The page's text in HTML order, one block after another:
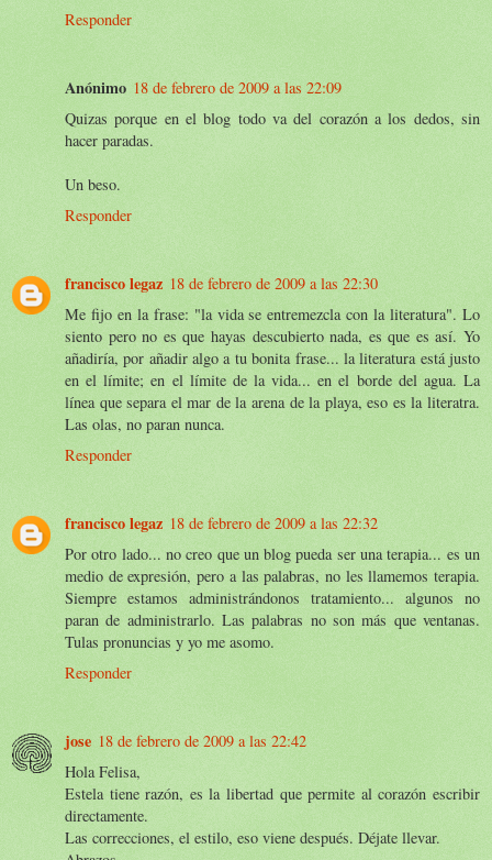
Responder
Anónimo 18 de febrero de 2009 a las 22:09
Quizas porque en el blog todo va del corazón a los dedos, sin
hacer paradas.
Un beso.
Responder
francisco legaz 18 de febrero de 2009 a las 22:30
Me fijo en la frase: "la vida se entremezcla con la literatura". Lo
siento pero no es que hayas descubierto nada, es que es así. Yo
añadiría, por añadir algo a tu bonita frase... la literatura está justo
en el límite; en el límite de la vida... en el borde del agua. La
línea que separa el mar de la arena de la playa, eso es la literatra.
Las olas, no paran nunca.
Responder
francisco legaz 18 de febrero de 2009 a las 22:32
Por otro lado... no creo que un blog pueda ser una terapia... es un
medio de expresión, pero a las palabras, no les llamemos terapia.
Siempre estamos administrándonos tratamiento... algunos no
paran de administrarlo. Las palabras no son más que ventanas.
Tulas pronuncias y yo me asomo.
Responder
jose 18 de febrero de 2009 a las 22:42
Hola Felisa,
Estela tiene razón, es la libertad que permite al corazón escribir
directamente.
Las correcciones, el estilo, eso viene después. Déjate llevar.